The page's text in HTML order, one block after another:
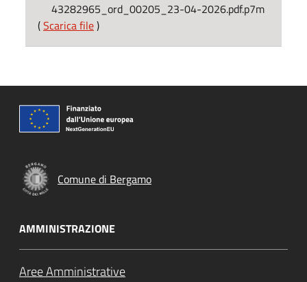
43282965_ord_00205_23-04-2026.pdf.p7m
(Scarica file)
Comune di Bergamo
AMMINISTRAZIONE
Aree Amministrative